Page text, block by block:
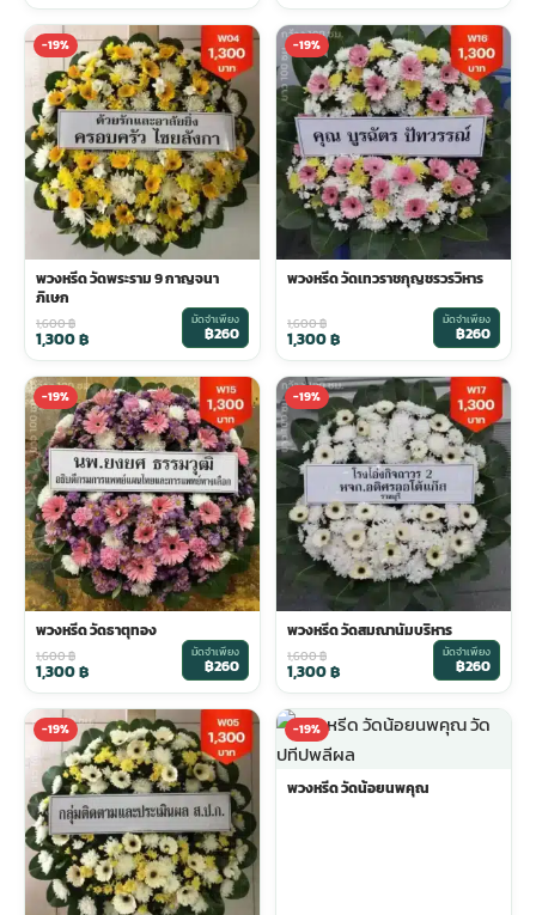
ดอกไม้งานศพ ออนไลน์
พวงดอกไม้งานศพ
tpdecorate ปูพื้น
-19%
พวงหรีด วัดพระราม 9 กาญจนา
ภิเษก
1,600฿
1,300฿
มัดจำเพียง
฿260
-19%
พวงหรีด วัดเทวราชกุญชรวรวิหาร
1,600฿
1,300฿
มัดจำเพียง
฿260
-19%
พวงหรีด วัดธาตุทอง
1,600฿
1,300฿
มัดจำเพียง
฿260
-19%
พวงหรีด วัดสมณานัมบริหาร
1,600฿
1,300฿
มัดจำเพียง
฿260
-19% -19%
พวงหรีด วัดน้อยนพคุณ